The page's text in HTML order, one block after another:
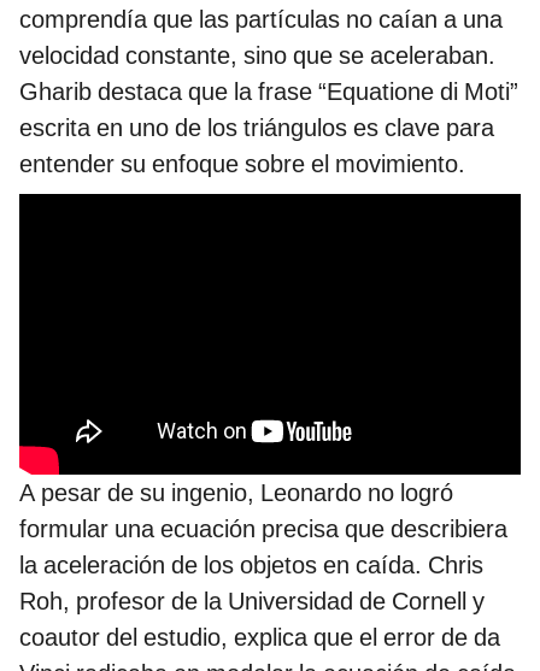
comprendía que las partículas no caían a una
velocidad constante, sino que se aceleraban.
Gharib destaca que la frase “Equatione di Moti”
escrita en uno de los triángulos es clave para
entender su enfoque sobre el movimiento.
A pesar de su ingenio, Leonardo no logró
formular una ecuación precisa que describiera
la aceleración de los objetos en caída. Chris
Roh, profesor de la Universidad de Cornell y
coautor del estudio, explica que el error de da